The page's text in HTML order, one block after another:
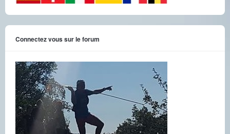
Connectez vous sur le forum